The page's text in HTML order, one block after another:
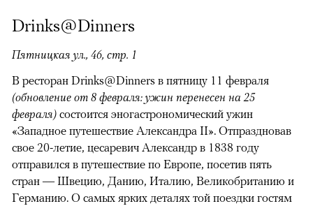
Drinks@Dinners
Пятницкая ул., 46, стр. 1
В ресторан Drinks@Dinners в пятницу 11 февраля
(обновление от 8 февраля: ужин перенесен на 25
февраля) состоится эногастрономический ужин
«Западное путешествие Александра II». Отпраздновав
свое 20-летие, цесаревич Александр в 1838 году
отправился в путешествие по Европе, посетив пять
стран — Швецию, Данию, Италию, Великобританию и
Германию. О самых ярких деталях той поездки гостям